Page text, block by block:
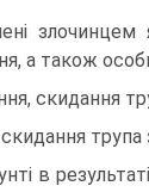
а також
трупа
в